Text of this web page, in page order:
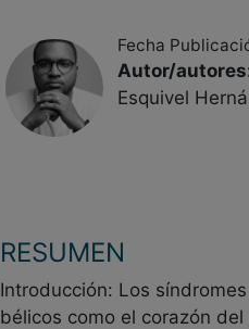
Fecha
Autor/
Esquivel
RESUMEN
Introducción: Los
bélicos como el corazón